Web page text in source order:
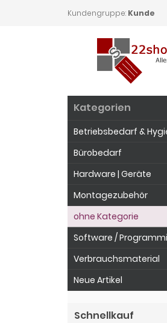
Kundengruppe: Kunde
Kategorien
Betriebsbedarf &
Bürobedarf
Hardware | Geräte
Montagezubehör
ohne Kategorie
Software /
Verbrauchsmaterial
Neue Artikel
Schnellkauf